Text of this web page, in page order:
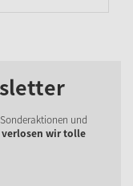
und
wir tolle